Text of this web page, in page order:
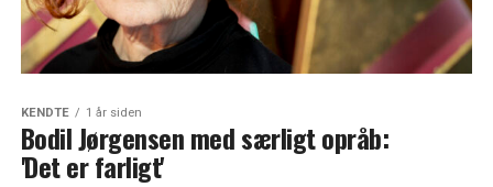
KENDTE 1 år siden
Bodil Jørgensen med særligt opråb:
'Det er farligt'